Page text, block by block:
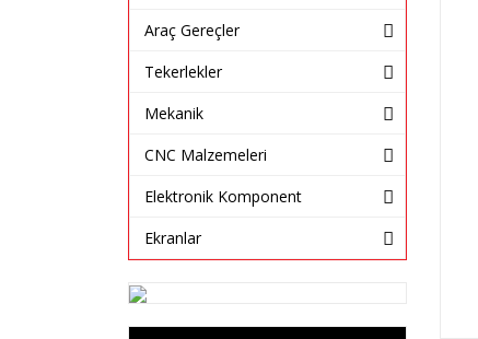
Araç Gereçler
Tekerlekler
Mekanik
CNC Malzemeleri
Elektronik Komponent
Ekranlar